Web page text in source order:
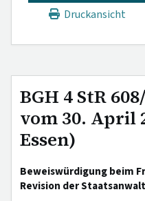
Druckansicht
BGH 4 StR
vom 30. April
Essen)
Beweiswürdigung beim
Revision der